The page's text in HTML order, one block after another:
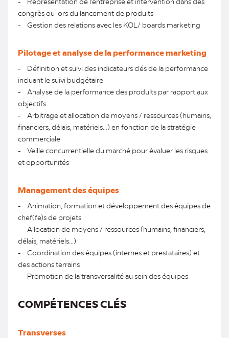
congrès ou lors du lancement de produits
- Gestion des relations avec les KOL/ boards marketing
Pilotage et analyse de la performance marketing
- Définition et suivi des indicateurs clés de la performance
incluant le suivi budgétaire
- Analyse de la performance des produits par rapport aux
objectifs
- Arbitrage et allocation de moyens / ressources (humains,
financiers, délais, matériels…) en fonction de la stratégie
commerciale
- Veille concurrentielle du marché pour évaluer les risques
et opportunités
Management des équipes
- Animation, formation et développement des équipes de
chef(fe)s de projets
- Allocation de moyens / ressources (humains, financiers,
délais, matériels...)
- Coordination des équipes (internes et prestataires) et
des actions terrains
- Promotion de la transversalité au sein des équipes
COMPÉTENCES CLÉS
Transverses